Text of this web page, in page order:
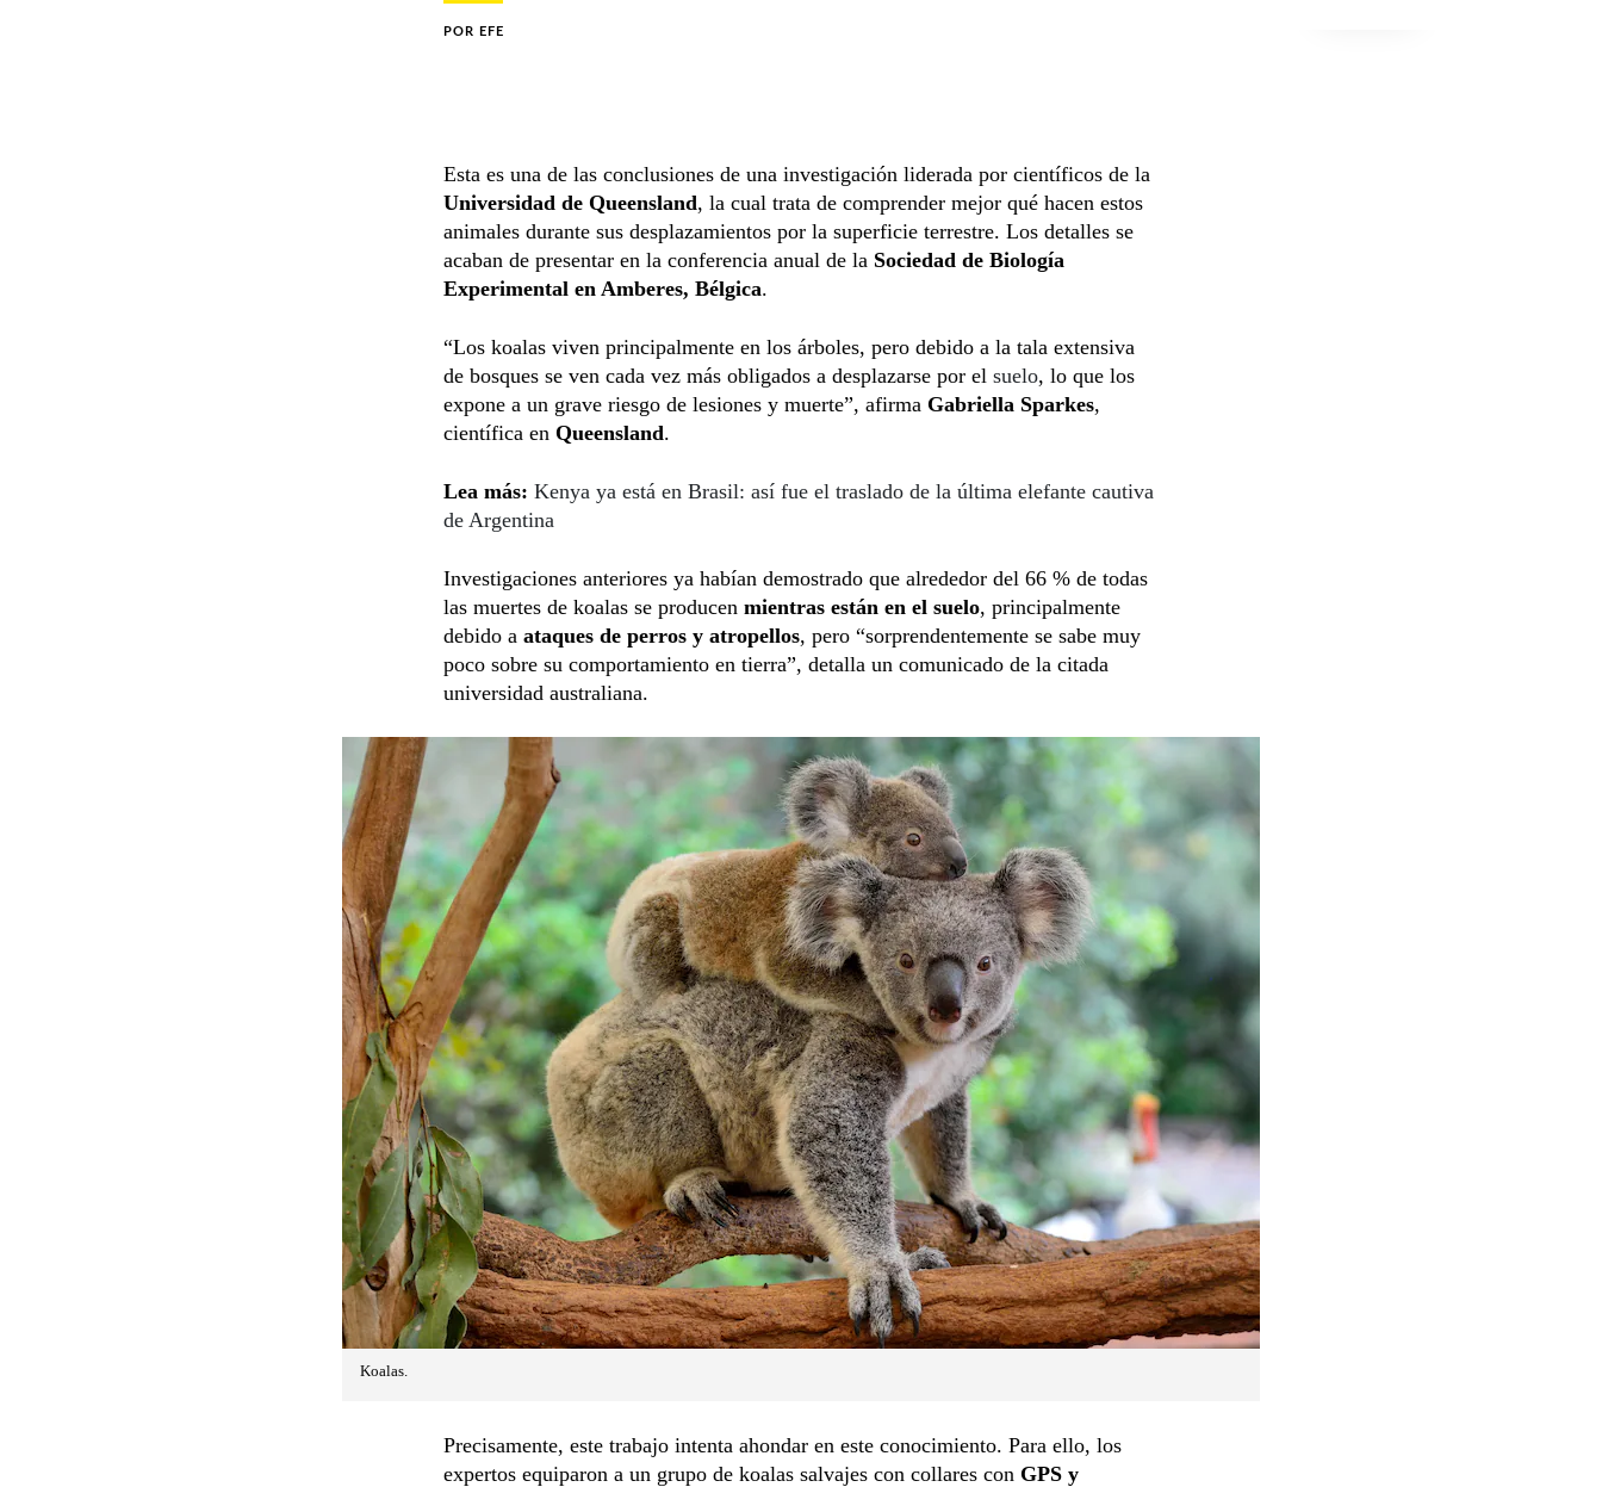
POR EFE
Esta es una de las conclusiones de una investigación liderada por científicos de la
Universidad de Queensland, la cual trata de comprender mejor qué hacen estos
animales durante sus desplazamientos por la superficie terrestre. Los detalles se
acaban de presentar en la conferencia anual de la Sociedad de Biología
Experimental en Amberes, Bélgica.
“Los koalas viven principalmente en los árboles, pero debido a la tala extensiva
de bosques se ven cada vez más obligados a desplazarse por el suelo, lo que los
expone a un grave riesgo de lesiones y muerte”, afirma Gabriella Sparkes,
científica en Queensland.
Lea más: Kenya ya está en Brasil: así fue el traslado de la última elefante cautiva
de Argentina
Investigaciones anteriores ya habían demostrado que alrededor del 66 % de todas
las muertes de koalas se producen mientras están en el suelo, principalmente
debido a ataques de perros y atropellos, pero “sorprendentemente se sabe muy
poco sobre su comportamiento en tierra”, detalla un comunicado de la citada
universidad australiana.
Koalas.
Precisamente, este trabajo intenta ahondar en este conocimiento. Para ello, los
expertos equiparon a un grupo de koalas salvajes con collares con GPS y